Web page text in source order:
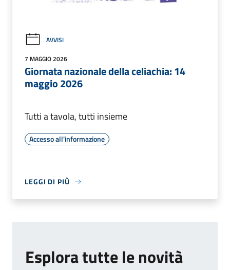
AVVISI
7 MAGGIO 2026
Giornata nazionale della celiachia: 14
maggio 2026
Tutti a tavola, tutti insieme
Accesso all'informazione
LEGGI DI PIÙ
Esplora tutte le novità